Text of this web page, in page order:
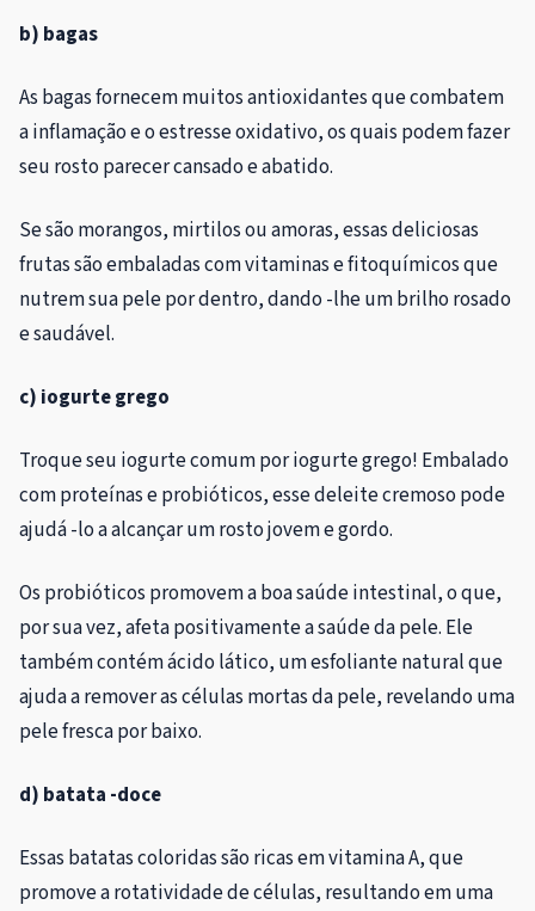
b) bagas
As bagas fornecem muitos antioxidantes que combatem
a inflamação e o estresse oxidativo, os quais podem fazer
seu rosto parecer cansado e abatido.
Se são morangos, mirtilos ou amoras, essas deliciosas
frutas são embaladas com vitaminas e fitoquímicos que
nutrem sua pele por dentro, dando -lhe um brilho rosado
e saudável.
c) iogurte grego
Troque seu iogurte comum por iogurte grego! Embalado
com proteínas e probióticos, esse deleite cremoso pode
ajudá -lo a alcançar um rosto jovem e gordo.
Os probióticos promovem a boa saúde intestinal, o que,
por sua vez, afeta positivamente a saúde da pele. Ele
também contém ácido lático, um esfoliante natural que
ajuda a remover as células mortas da pele, revelando uma
pele fresca por baixo.
d) batata -doce
Essas batatas coloridas são ricas em vitamina A, que
promove a rotatividade de células, resultando em uma